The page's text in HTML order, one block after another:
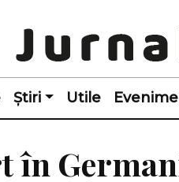
Știri Utile
în